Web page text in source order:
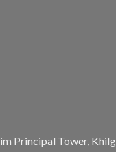
Principal Tower,